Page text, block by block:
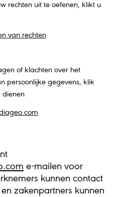
rechten uit te oefenen, klikt u
van rechten
of klachten over het
persoonlijke gegevens, klik
dienen
e-mailen voor
kunnen contact
zakenpartners kunnen